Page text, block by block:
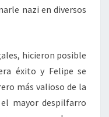
nazi en diversos
hicieron posible
éxito y Felipe se
más valioso de la
mayor despilfarro